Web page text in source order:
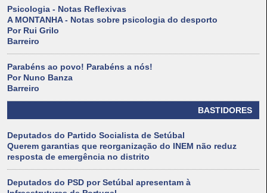
Psicologia - Notas Reflexivas
A MONTANHA - Notas sobre psicologia do desporto
Por Rui Grilo
Barreiro
Parabéns ao povo! Parabéns a nós!
Por Nuno Banza
Barreiro
BASTIDORES
Deputados do Partido Socialista de Setúbal
Querem garantias que reorganização do INEM não reduz
resposta de emergência no distrito
Deputados do PSD por Setúbal apresentam à